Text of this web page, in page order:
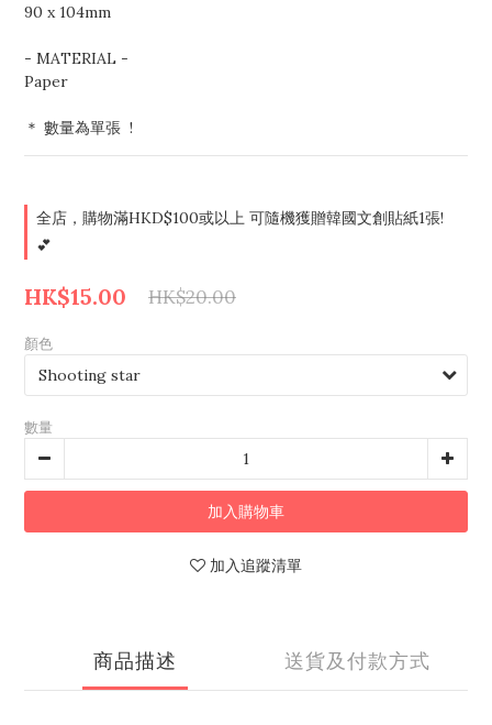
90 x 104mm
- MATERIAL -
Paper
＊ 數量為單張  !
全店，購物滿HKD$100或以上 可隨機獲贈韓國文創貼紙1張!
💕
HK$15.00 HK$20.00
顏色
數量
加入購物車
加入追蹤清單
商品描述 送貨及付款方式